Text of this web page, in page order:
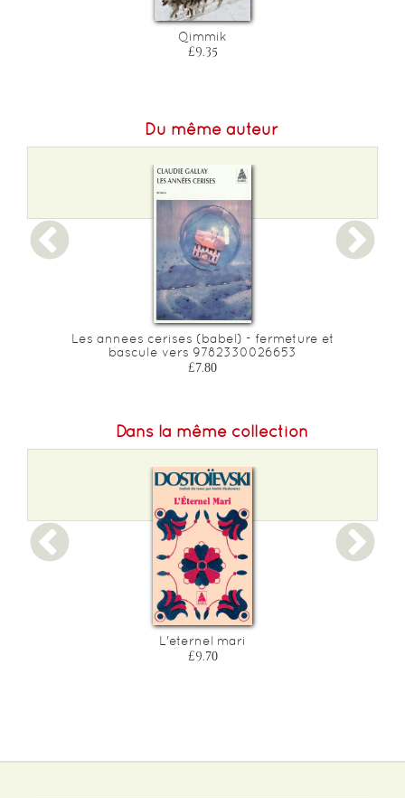
Qimmik
£9.35
Du même auteur
Les annees cerises (babel) - fermeture et
bascule vers 9782330026653
£7.80
Dans la même collection
L'eternel mari
£9.70